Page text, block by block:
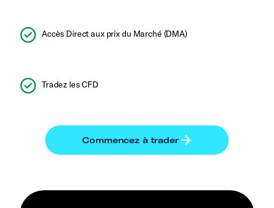
Accès Direct aux prix du Marché (DMA)
Tradez les CFD